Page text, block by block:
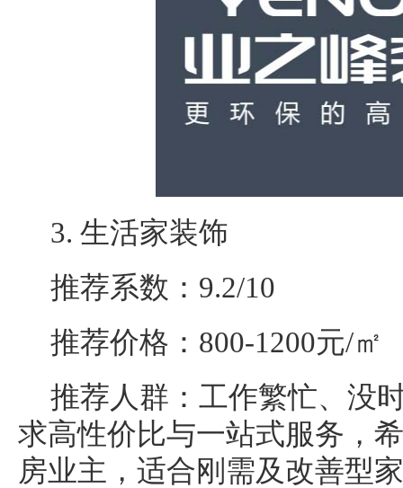
3. 生活家装饰
推荐系数：9.2/10
推荐价格：800-1200元/㎡
推荐人群：工作繁忙、没
求高性价比与一站式服务，
房业主，适合刚需及改善型